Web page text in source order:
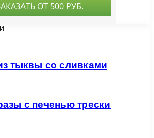
тыквы со сливками
с печенью трески